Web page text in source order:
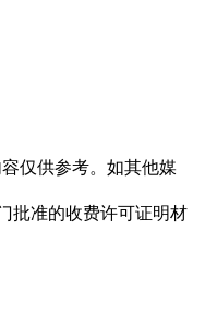
仅供参考。如其他媒
批准的收费许可证明材